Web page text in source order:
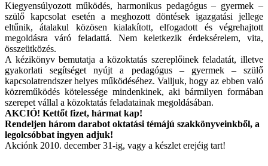
Kiegyensúlyozott működés, harmonikus pedagógus – gyermek –
szülő kapcsolat esetén a meghozott döntések igazgatási jellege
eltűnik, átalakul közösen kialakított, elfogadott és végrehajtott
megoldásra váró feladattá. Nem keletkezik érdeksérelem, vita,
összeütközés.
A kézikönyv bemutatja a közoktatás szereplőinek feladatát, illetve
gyakorlati segítséget nyújt a pedagógus – gyermek – szülő
kapcsolatrendszer helyes működéséhez. Valljuk, hogy az ebben való
közreműködés kötelessége mindenkinek, aki bármilyen formában
szerepet vállal a közoktatás feladatainak megoldásában.
AKCIÓ! Kettőt fizet, hármat kap!
Rendeljen három darabot oktatási témájú szakkönyveinkből, a
legolcsóbbat ingyen adjuk!
Akciónk 2010. december 31-ig, vagy a készlet erejéig tart!